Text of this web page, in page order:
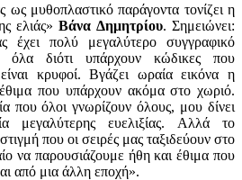
ως μυθοπλαστικό παράγοντα τονίζει η
ελιάς»Βάνα Δημητρίου. Σημειώνει:
έχει πολύ μεγαλύτερο συγγραφικό
όλα διότι υπάρχουν κώδικες που
κρυφοί. Βγάζει ωραία εικόνα η
που υπάρχουν ακόμα στο χωριό.
που όλοι γνωρίζουν όλους, μου δίνει
μεγαλύτερης ευελιξίας. Αλλά το
που οι σειρές μας ταξιδεύουν στο
να παρουσιάζουμε ήθη και έθιμα που
από μια άλλη εποχή».